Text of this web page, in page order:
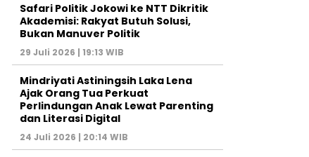
Safari Politik Jokowi ke NTT Dikritik
Akademisi: Rakyat Butuh Solusi,
Bukan Manuver Politik
29 Juli 2026 | 19:13 WIB
Mindriyati Astiningsih Laka Lena
Ajak Orang Tua Perkuat
Perlindungan Anak Lewat Parenting
dan Literasi Digital
24 Juli 2026 | 20:14 WIB